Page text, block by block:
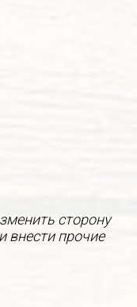
сторону
внести прочие